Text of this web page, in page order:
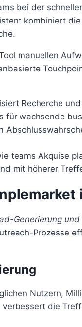
bei der
kombiniert die
manuellen
Recherche
für wachsende
teams Akquise
mit höherer
Generierung
Prozesse
Nutzern,
verbessert die